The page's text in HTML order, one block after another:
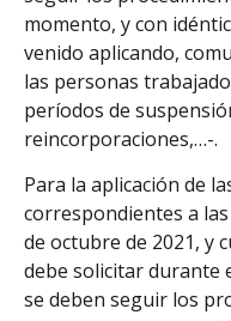
momento, y con
venido aplicando,
las personas
períodos de
reincorporaciones,…-.
Para la aplicación de
correspondientes a
de octubre de 2021, y
debe solicitar durante
se deben seguir los